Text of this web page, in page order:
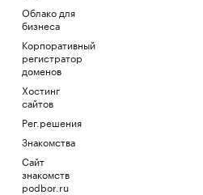
Облако для
бизнеса
Корпоративный
регистратор
доменов
Хостинг
сайтов
Рег.решения
Знакомства
Сайт
знакомств
podbor.ru